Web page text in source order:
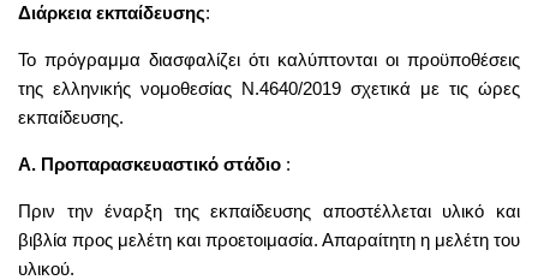
Διάρκεια εκπαίδευσης:
Το πρόγραμμα διασφαλίζει ότι καλύπτονται οι προϋποθέσεις
της ελληνικής νομοθεσίας Ν.4640/2019 σχετικά με τις ώρες
εκπαίδευσης.
Α. Προπαρασκευαστικό στάδιο :
Πριν την έναρξη της εκπαίδευσης αποστέλλεται υλικό και
βιβλία προς μελέτη και προετοιμασία. Απαραίτητη η μελέτη του
υλικού.